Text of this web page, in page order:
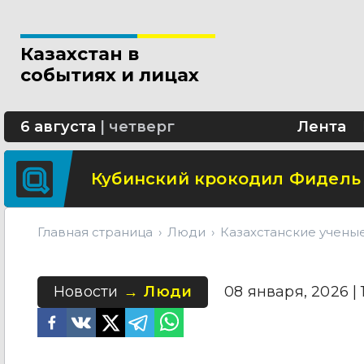
Казахстан в
событиях и лицах
6 августа четверг Лента
Школьница из Астаны
В области Абай построят
Кубинский крокодил
Главная страница Люди Казахстанские
Новости Люди 08 января, 2026 |